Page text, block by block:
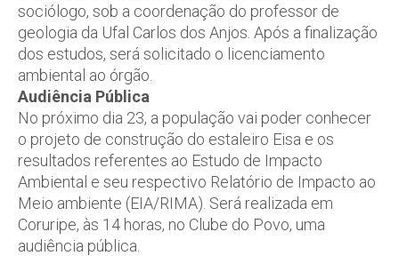
sociólogo, sob a coordenação do professor de
geologia da Ufal Carlos dos Anjos. Após a finalização
dos estudos, será solicitado o licenciamento
ambiental ao órgão.
Audiência Pública
No próximo dia 23, a população vai poder conhecer
o projeto de construção do estaleiro Eisa e os
resultados referentes ao Estudo de Impacto
Ambiental e seu respectivo Relatório de Impacto ao
Meio ambiente (EIA/RIMA). Será realizada em
Coruripe, às 14 horas, no Clube do Povo, uma
audiência pública.